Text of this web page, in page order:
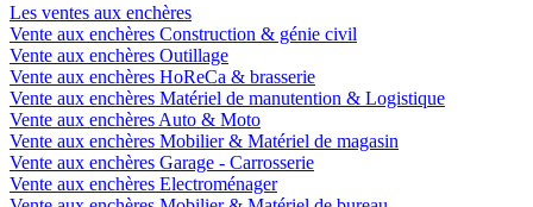
Les ventes aux enchères
Vente aux enchères Construction & génie civil
Vente aux enchères Outillage
Vente aux enchères HoReCa & brasserie
Vente aux enchères Matériel de manutention & Logistique
Vente aux enchères Auto & Moto
Vente aux enchères Mobilier & Matériel de magasin
Vente aux enchères Garage - Carrosserie
Vente aux enchères Electroménager